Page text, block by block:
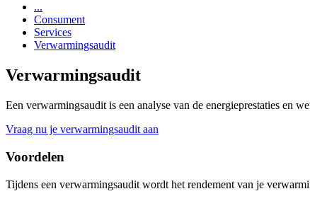
...
Consument
Services
Verwarmingsaudit
Verwarmingsaudit
Een verwarmingsaudit is een analyse van de energieprestaties en
Vraag nu je verwarmingsaudit aan
Voordelen
Tijdens een verwarmingsaudit wordt het rendement van je